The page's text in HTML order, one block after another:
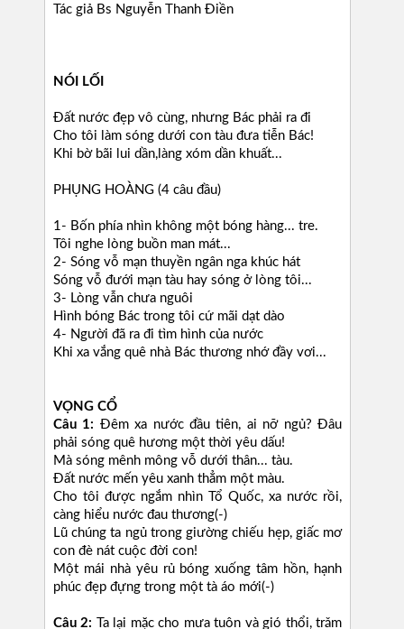
Tác giả Bs Nguyễn Thanh Điền
NÓI LỐI
Đất nước đẹp vô cùng, nhưng Bác phải ra đi
Cho tôi làm sóng dưới con tàu đưa tiễn Bác!
Khi bờ bãi lui dần,làng xóm dần khuất...
PHỤNG HOÀNG (4 câu đầu)
1- Bốn phía nhìn không một bóng hàng... tre.
Tôi nghe lòng buồn man mát...
2- Sóng vỗ mạn thuyền ngân nga khúc hát
Sóng vỗ đưới mạn tàu hay sóng ở lòng tôi...
3- Lòng vẫn chưa nguôi
Hình bóng Bác trong tôi cứ mãi dạt dào
4- Người đã ra đi tìm hình của nước
Khi xa vắng quê nhà Bác thương nhớ đầy vơi...
VỌNG CỔ
Câu 1: Đêm xa nước đầu tiên, ai nỡ ngủ? Đâu
phải sóng quê hương một thời yêu dấu!
Mà sóng mênh mông vỗ dưới thân... tàu.
Đất nước mến yêu xanh thẳm một màu.
Cho tôi được ngắm nhìn Tổ Quốc, xa nước rồi,
càng hiểu nước đau thương(-)
Lũ chúng ta ngủ trong giường chiếu hẹp, giấc mơ
con đè nát cuộc đời con!
Một mái nhà yêu rủ bóng xuống tâm hồn, hạnh
phúc đẹp đựng trong một tà áo mới(-)
Câu 2:
Ta lại mặc cho mưa tuôn và gió thổi, trǎm